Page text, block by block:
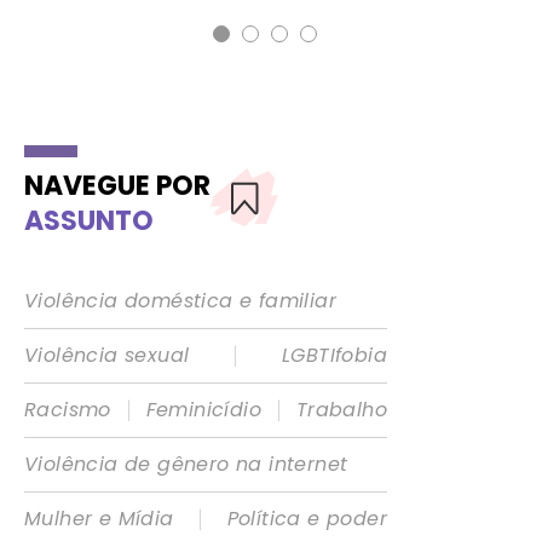
NAVEGUE POR
ASSUNTO
Violência doméstica e familiar
Violência sexual
|
LGBTIfobia
Racismo
| Feminicídio |
Trabalho
Violência de gênero na internet
Mulher e Mídia
|
Política e poder